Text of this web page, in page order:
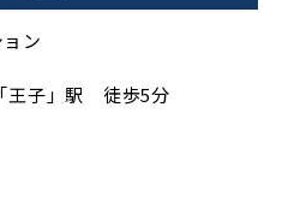
ン
王子」駅 徒歩5分